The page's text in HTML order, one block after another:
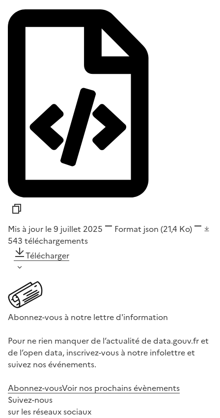
Mis à jour le 9 juillet 2025 Format json (21,4 Ko)
543 téléchargements
Télécharger
Abonnez-vous à notre lettre d'information
Pour ne rien manquer de l’actualité de data.gouv.fr et
de l’open data, inscrivez-vous à notre infolettre et
suivez nos événements.
Abonnez-vousVoir nos prochains évènements
Suivez-nous
sur les réseaux sociaux